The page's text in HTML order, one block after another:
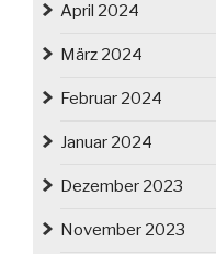
April 2024
März 2024
Februar 2024
Januar 2024
Dezember 2023
November 2023